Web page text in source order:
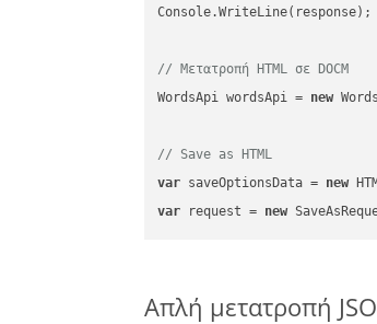
Console.WriteLine(response);
// Μετατροπή HTML σε DOCM
WordsApi wordsApi = new
// Save as HTML
var saveOptionsData = new
var request = new
Απλή μετατροπή